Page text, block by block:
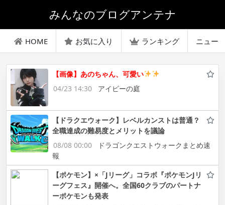
みんなのブログアンテナ
HOME お気に入り ランキング ニュー
【画像】あのちゃん、可愛い
04/23 14:30
アイビーの庭
【ドラクエウォーク】レベルカンストは普通？
全職達成の難易度とメリットを議論
08/08 00:00
ドラゴンクエストウォークまとめ速
報
【ポケモン】×「Jリーグ」コラボ『ポケモンJリ
ーグフェス』開催へ。全国60クラブのパートナ
ーポケモンも発表